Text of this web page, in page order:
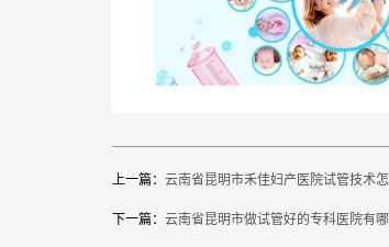
上一篇： 云南省昆明市禾佳妇产医院试管技术
下一篇： 云南省昆明市做试管好的专科医院有